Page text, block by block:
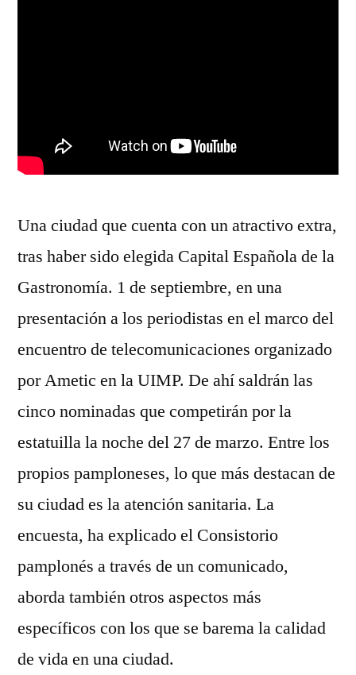
Una ciudad que cuenta con un atractivo extra,
tras haber sido elegida Capital Española de la
Gastronomía. 1 de septiembre, en una
presentación a los periodistas en el marco del
encuentro de telecomunicaciones organizado
por Ametic en la UIMP. De ahí saldrán las
cinco nominadas que competirán por la
estatuilla la noche del 27 de marzo. Entre los
propios pamploneses, lo que más destacan de
su ciudad es la atención sanitaria. La
encuesta, ha explicado el Consistorio
pamplonés a través de un comunicado,
aborda también otros aspectos más
específicos con los que se barema la calidad
de vida en una ciudad.